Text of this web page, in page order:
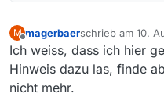
M
Offline
magerbaerschrieb am 10.
zuletzt editiert
Ich weiss, dass ich hier
Hinweis dazu las, finde
nicht mehr.